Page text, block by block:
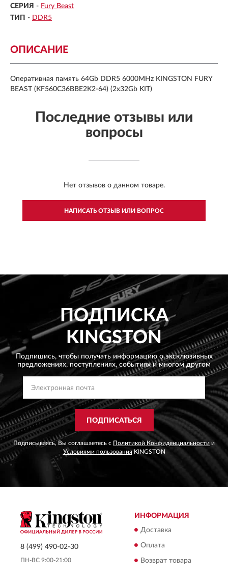
СЕРИЯ - Fury Beast
ТИП - DDR5
ОПИСАНИЕ
Оперативная память 64Gb DDR5 6000MHz KINGSTON FURY
BEAST (KF560C36BBE2K2-64) (2x32Gb KIT)
Последние отзывы или
вопросы
Нет отзывов о данном товаре.
НАПИСАТЬ ОТЗЫВ ИЛИ ВОПРОС
ПОДПИСКА
KINGSTON
Подпишись, чтобы получать информацию о эксклюзивных
предложениях, поступлениях, событиях и многом другом
ПОДПИСАТЬСЯ
Подписываясь, Вы соглашаетесь с Политикой Конфиденциальности и
Условиями пользованияKINGSTON
8 (499) 490-02-30
ПН-ВС 9:00-21:00
ИНФОРМАЦИЯ
Доставка
Оплата
Возврат товара